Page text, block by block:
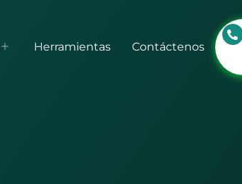
Herramientas Contáctenos